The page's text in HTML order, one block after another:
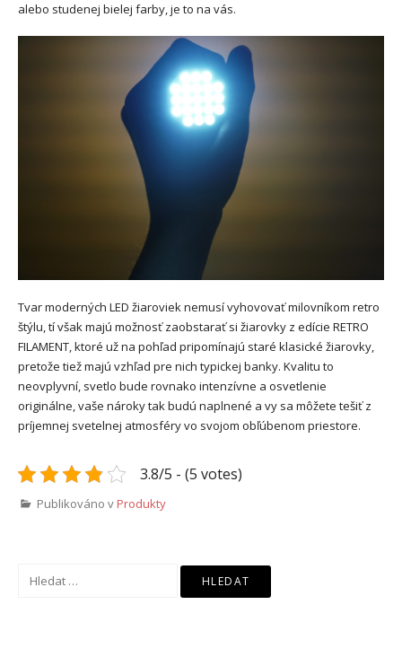
alebo studenej bielej farby, je to na vás.
Tvar moderných LED žiaroviek nemusí vyhovovať milovníkom retro
štýlu, tí však majú možnosť zaobstarať si žiarovky z edície RETRO
FILAMENT, ktoré už na pohľad pripomínajú staré klasické žiarovky,
pretože tiež majú vzhľad pre nich typickej banky. Kvalitu to
neovplyvní, svetlo bude rovnako intenzívne a osvetlenie
originálne, vaše nároky tak budú naplnené a vy sa môžete tešiť z
príjemnej svetelnej atmosféry vo svojom obľúbenom priestore.
3.8/5 - (5 votes)
Publikováno vProdukty
Vyhledávání